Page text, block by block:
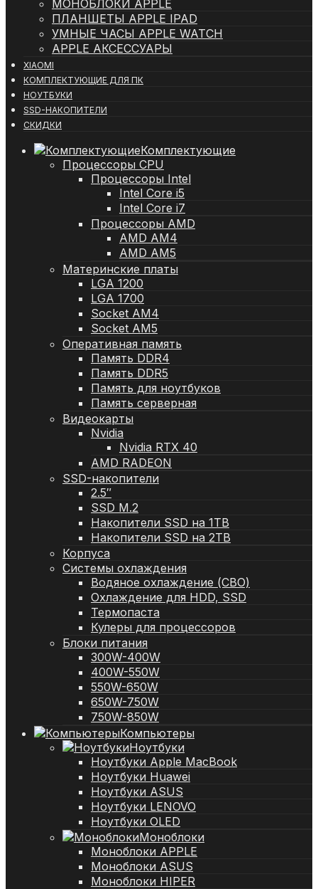
МОНОБЛОКИ APPLE
ПЛАНШЕТЫ APPLE IPAD
УМНЫЕ ЧАСЫ APPLE WATCH
APPLE АКСЕССУАРЫ
XIAOMI
КОМПЛЕКТУЮЩИЕ ДЛЯ ПК
НОУТБУКИ
SSD-НАКОПИТЕЛИ
СКИДКИ
Комплектующие
Процессоры CPU
Процессоры Intel
Intel Core i5
Intel Core i7
Процессоры AMD
AMD AM4
AMD AM5
Материнские платы
LGA 1200
LGA 1700
Socket AM4
Socket AM5
Оперативная память
Память DDR4
Память DDR5
Память для ноутбуков
Память серверная
Видеокарты
Nvidia
Nvidia RTX 40
AMD RADEON
SSD-накопители
2.5″
SSD M.2
Накопители SSD на 1TB
Накопители SSD на 2TB
Корпуса
Системы охлаждения
Водяное охлаждение (СВО)
Охлаждение для HDD, SSD
Термопаста
Кулеры для процессоров
Блоки питания
300W-400W
400W-550W
550W-650W
650W-750W
750W-850W
Компьютеры
Ноутбуки
Ноутбуки Apple MacBook
Ноутбуки Huawei
Ноутбуки ASUS
Ноутбуки LENOVO
Ноутбуки OLED
Моноблоки
Моноблоки APPLE
Моноблоки ASUS
Моноблоки HIPER